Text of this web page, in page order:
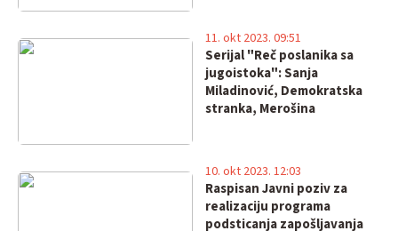
Serijal "Reč poslanika sa
jugoistoka": Sanja
Miladinović, Demokratska
stranka, Merošina
11. okt 2023. 09:51
Raspisan Javni poziv za
realizaciju programa
podsticanja zapošljavanja
10. okt 2023. 12:03